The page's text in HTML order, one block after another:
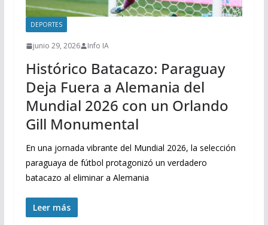
DEPORTES
junio 29, 2026 Info IA
Histórico Batacazo: Paraguay
Deja Fuera a Alemania del
Mundial 2026 con un Orlando
Gill Monumental
En una jornada vibrante del Mundial 2026, la selección
paraguaya de fútbol protagonizó un verdadero
batacazo al eliminar a Alemania
Leer más